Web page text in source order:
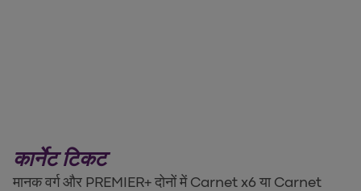
कार्नेट टिकट
मानक वर्ग और PREMIER+ दोनों में Carnet x6 या Carnet